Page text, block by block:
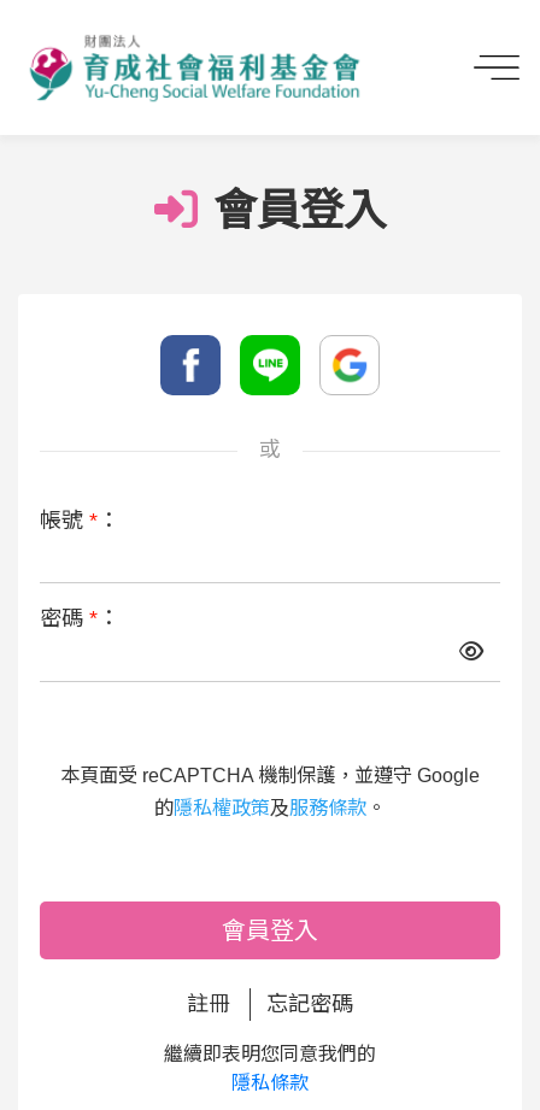
會員登入
或
帳號 * ：
密碼 * ：
本頁面受 reCAPTCHA 機制保護，並遵守 Google
的隱私權政策及服務條款 。
會員登入
註冊 忘記密碼
繼續即表明您同意我們的
隱私條款